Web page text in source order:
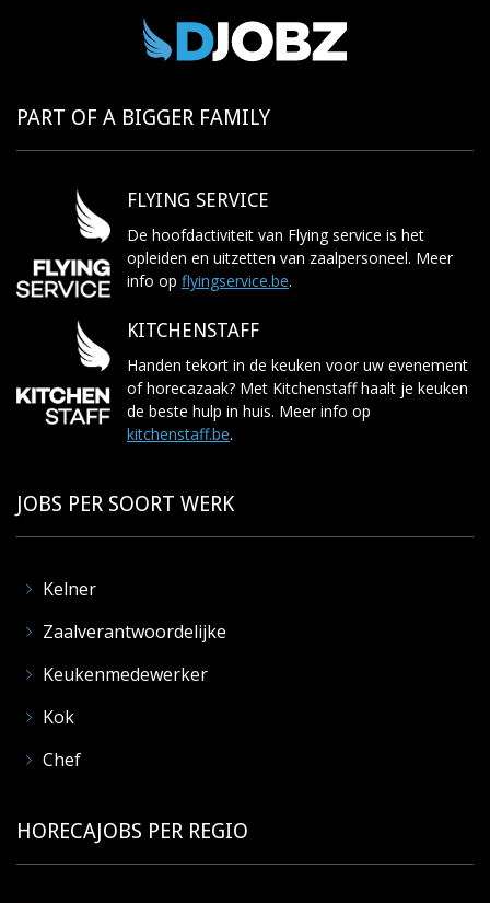
PART OF A BIGGER FAMILY
FLYING SERVICE
De hoofdactiviteit van Flying service is het
opleiden en uitzetten van zaalpersoneel. Meer
info op flyingservice.be.
KITCHENSTAFF
Handen tekort in de keuken voor uw evenement
of horecazaak? Met Kitchenstaff haalt je keuken
de beste hulp in huis. Meer info op
kitchenstaff.be.
JOBS PER SOORT WERK
Kelner
Zaalverantwoordelijke
Keukenmedewerker
Kok
Chef
HORECAJOBS PER REGIO